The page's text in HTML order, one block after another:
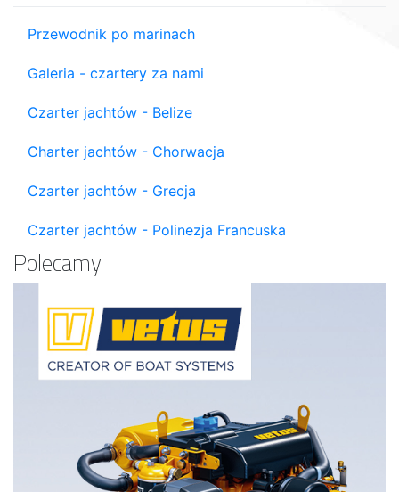
Przewodnik po marinach
Galeria - czartery za nami
Czarter jachtów - Belize
Charter jachtów - Chorwacja
Czarter jachtów - Grecja
Czarter jachtów - Polinezja Francuska
Polecamy